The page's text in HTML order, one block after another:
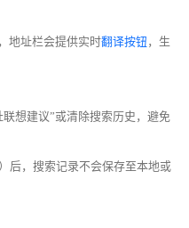
地址栏会提供实时翻译按钮 ，生
想建议”或清除搜索历史，避免
后，搜索记录不会保存至本地或